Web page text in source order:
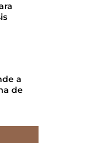
a
de